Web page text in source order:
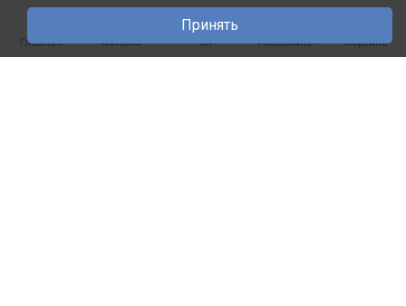
· Размер (мм): Ш2363 х Г505 х В2370 · Цвет: Ноче
Принять
Главная Каталог Чат Позвонить Корзина